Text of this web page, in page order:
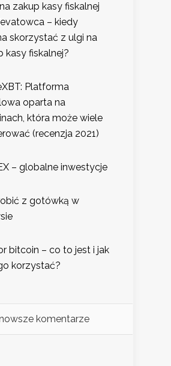
zakup kasy fiskalnej
– kiedy
skorzystać z ulgi na
kasy fiskalnej?
Platforma
oparta na
która może wiele
(recenzja 2021)
– globalne inwestycje
z gotówką w
bitcoin – co to jest i jak
korzystać?
komentarze